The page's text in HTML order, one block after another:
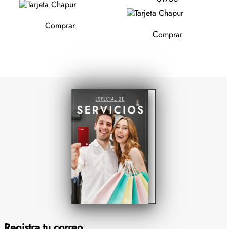
Comprar
Comprar